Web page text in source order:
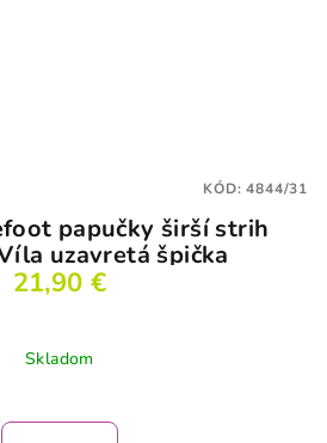
papučky širší strih
uzavretá špička
21,90 €
Skladom
KÓD:4844/31